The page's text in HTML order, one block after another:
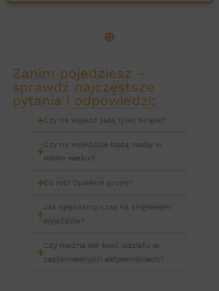
Zanim pojedziesz –
sprawdź najczęstsze
pytania i odpowiedzi:
Czy na wyjazd jadą tylko Single?
Czy na wyjeździe bądą osoby w
moim wieku?
Co robi Opiekun grupy?
Jak spędzamy czas na singlowym
wyjeździe?
Czy można nie brać udziału w
zaplanowanych aktywnościach?